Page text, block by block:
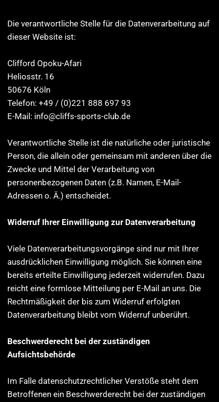
Die verantwortliche Stelle für die Datenverarbeitung auf
dieser Website ist:
Clifford Opoku-Afari
Heliosstr. 16
50676 Köln
Telefon: +49 / (0)221 888 697 93
E-Mail: info@cliffs-sports-club.de
Verantwortliche Stelle ist die natürliche oder juristische
Person, die allein oder gemeinsam mit anderen über die
Zwecke und Mittel der Verarbeitung von
personenbezogenen Daten (z.B. Namen, E-Mail-
Adressen o. Ä.) entscheidet.
Widerruf Ihrer Einwilligung zur Datenverarbeitung
Viele Datenverarbeitungsvorgänge sind nur mit Ihrer
ausdrücklichen Einwilligung möglich. Sie können eine
bereits erteilte Einwilligung jederzeit widerrufen. Dazu
reicht eine formlose Mitteilung per E-Mail an uns. Die
Rechtmäßigkeit der bis zum Widerruf erfolgten
Datenverarbeitung bleibt vom Widerruf unberührt.
Beschwerderecht bei der zuständigen
Aufsichtsbehörde
Im Falle datenschutzrechtlicher Verstöße steht dem
Betroffenen ein Beschwerderecht bei der zuständigen